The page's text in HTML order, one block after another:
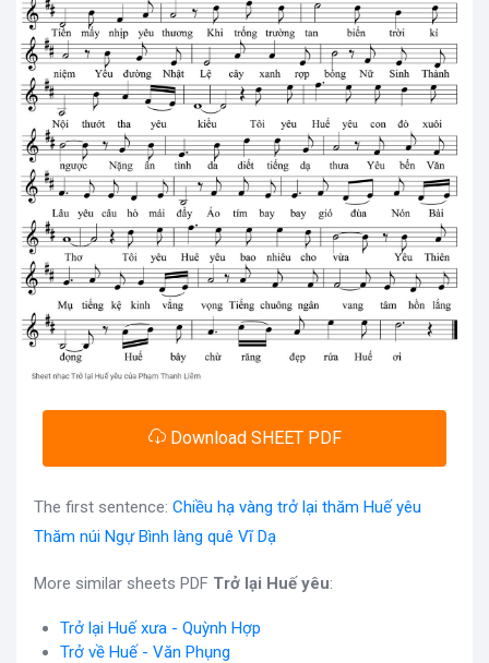
Download SHEET PDF
The first sentence: Chiều hạ vàng trở lại thăm Huế yêu
Thăm núi Ngự Bình làng quê Vĩ Dạ
More similar sheets PDF Trở lại Huế yêu:
Trở lại Huế xưa - Quỳnh Hợp
Trở về Huế - Văn Phụng